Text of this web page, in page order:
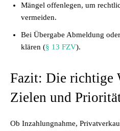
Mängel offenlegen, um
vermeiden.
Bei Übergabe Abmeldung
klären (§ 13 FZV).
Fazit: Die richtige
Zielen und
Ob Inzahlungnahme,